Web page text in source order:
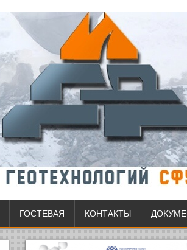
ГОСТЕВАЯ КОНТАКТЫ